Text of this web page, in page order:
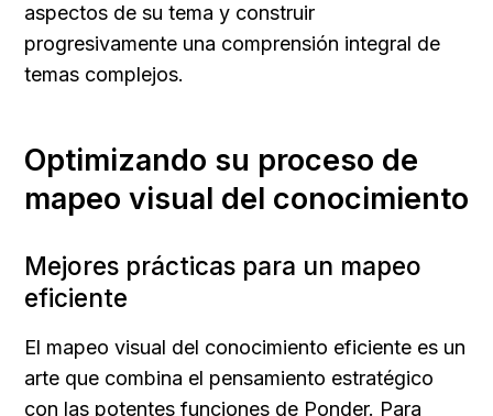
aspectos de su tema y construir
progresivamente una comprensión integral de
temas complejos.
Optimizando su proceso de
mapeo visual del conocimiento
Mejores prácticas para un mapeo
eficiente
El mapeo visual del conocimiento eficiente es un
arte que combina el pensamiento estratégico
con las potentes funciones de Ponder. Para